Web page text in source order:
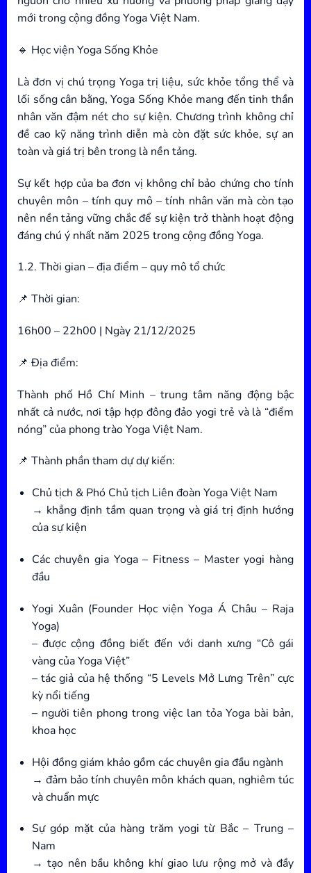
mới trong cộng đồng Yoga Việt Nam.
🔹 Học viện Yoga Sống Khỏe
Là đơn vị chú trọng Yoga trị liệu, sức khỏe tổng thể và
lối sống cân bằng, Yoga Sống Khỏe mang đến tinh thần
nhân văn đậm nét cho sự kiện. Chương trình không chỉ
đề cao kỹ năng trình diễn mà còn đặt sức khỏe, sự an
toàn và giá trị bên trong là nền tảng.
Sự kết hợp của ba đơn vị không chỉ bảo chứng cho tính
chuyên môn – tính quy mô – tính nhân văn mà còn tạo
nên nền tảng vững chắc để sự kiện trở thành hoạt động
đáng chú ý nhất năm 2025 trong cộng đồng Yoga.
1.2. Thời gian – địa điểm – quy mô tổ chức
📌 Thời gian:
16h00 – 22h00 | Ngày 21/12/2025
📌 Địa điểm:
Thành phố Hồ Chí Minh – trung tâm năng động bậc
nhất cả nước, nơi tập hợp đông đảo yogi trẻ và là “điểm
nóng” của phong trào Yoga Việt Nam.
📌 Thành phần tham dự dự kiến:
Chủ tịch & Phó Chủ tịch Liên đoàn Yoga Việt Nam
→ khẳng định tầm quan trọng và giá trị định hướng
của sự kiện
Các chuyên gia Yoga – Fitness – Master yogi hàng
đầu
Yogi Xuân (Founder Học viện Yoga Á Châu – Raja
Yoga)
– được cộng đồng biết đến với danh xưng “Cô gái
vàng của Yoga Việt”
– tác giả của hệ thống “5 Levels Mở Lưng Trên” cực
kỳ nổi tiếng
– người tiên phong trong việc lan tỏa Yoga bài bản,
khoa học
Hội đồng giám khảo gồm các chuyên gia đầu ngành
→ đảm bảo tính chuyên môn khách quan, nghiêm túc
và chuẩn mực
Sự góp mặt của hàng trăm yogi từ Bắc – Trung –
Nam
→ tạo nên bầu không khí giao lưu rộng mở và đầy